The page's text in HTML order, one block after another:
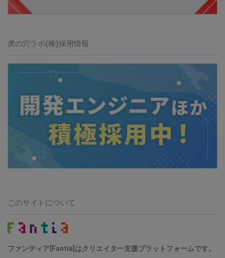
虎の穴ラボ(株)採用情報
このサイトについて
ファンティア[Fantia]はクリエイター支援プラットフォームです。